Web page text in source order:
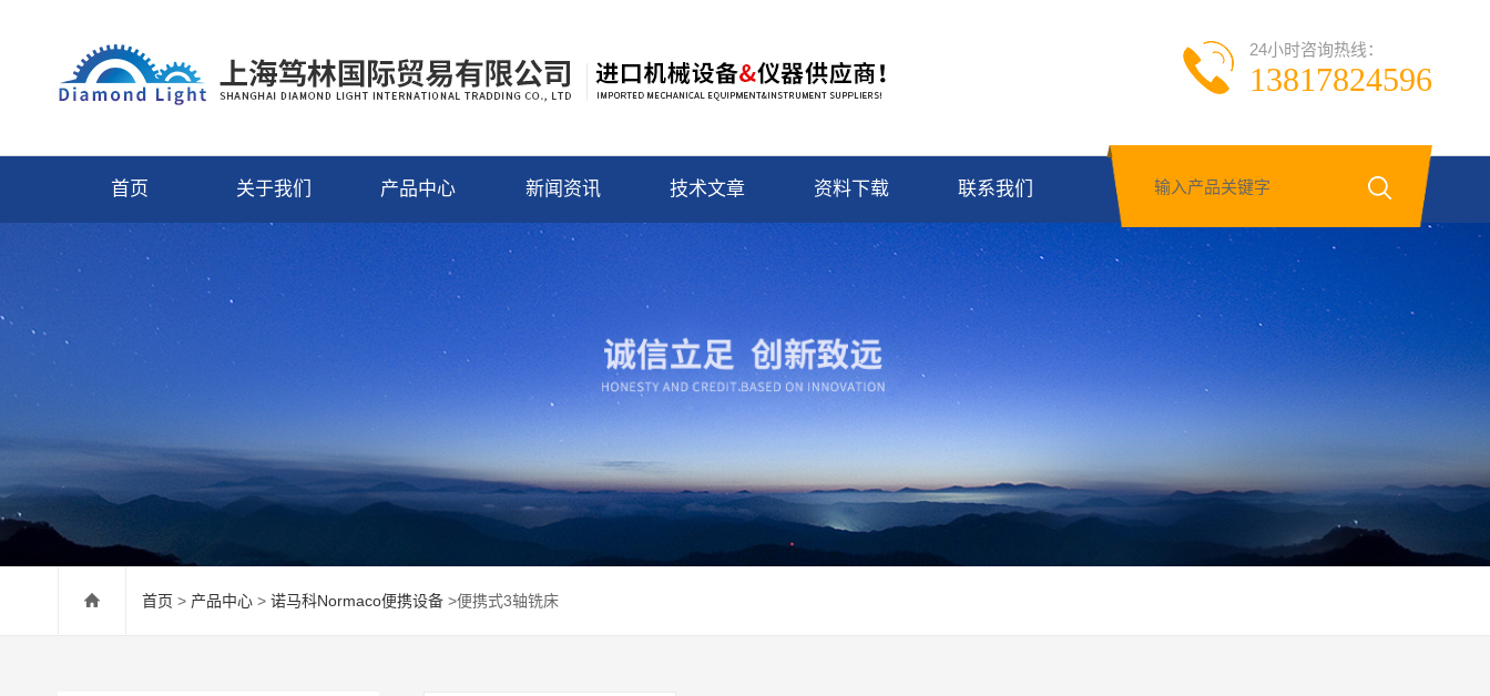
24小时咨询热线：
13817824596
首页 关于我们 产品中心 新闻资讯 技术文章 资料下载 联系我们
首页 > 产品中心 > 诺马科Normaco便携设备 >便携式3轴铣床